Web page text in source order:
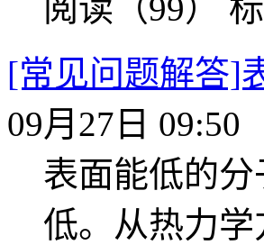
阅读（99）
[常见问题解答]
09月27日 09:50
表面能低的
低。从热力